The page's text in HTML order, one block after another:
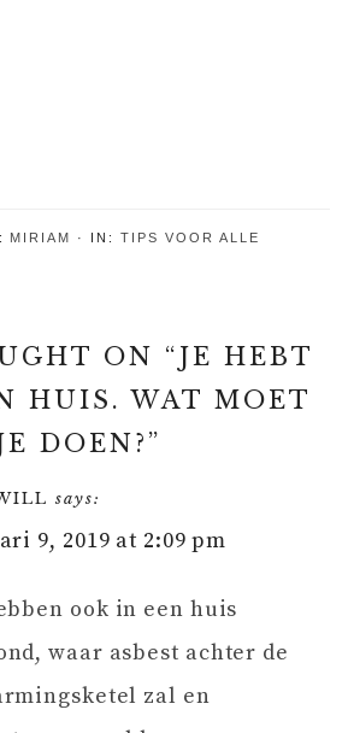
MIRIAM IN: TIPS VOOR ALLE
ON “ JE HEBT
HUIS. WAT MOET
DOEN? ”
says:
9, 2019 at 2:09 pm
ook in een huis
waar asbest achter de
zal en